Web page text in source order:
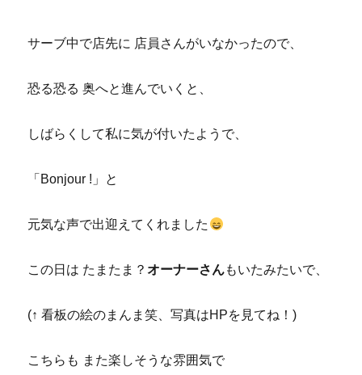
サーブ中で店先に 店員さんがいなかったので、
恐る恐る 奥へと進んでいくと、
しばらくして私に気が付いたようで、
「Bonjour !」と
元気な声で出迎えてくれました
この日は たまたま？ オーナーさんもいたみたいで、
(↑ 看板の絵のまんま笑、写真はHPを見てね！)
こちらも また楽しそうな雰囲気で